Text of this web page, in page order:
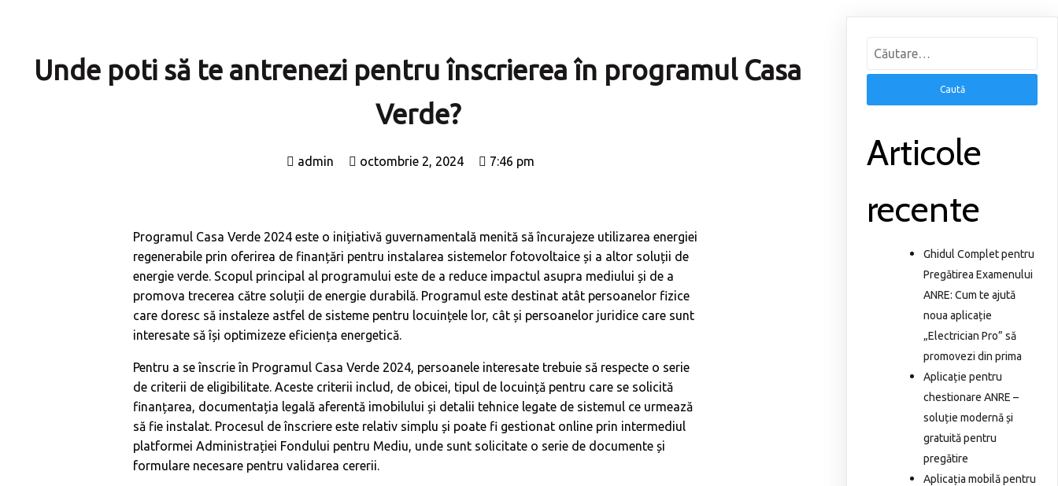
Unde poti să te antrenezi pentru înscrierea în programul Casa
Verde?
admin octombrie 2, 2024 7:46 pm
Programul Casa Verde 2024 este o inițiativă guvernamentală menită să încurajeze utilizarea energiei
regenerabile prin oferirea de finanțări pentru instalarea sistemelor fotovoltaice și a altor soluții de
energie verde. Scopul principal al programului este de a reduce impactul asupra mediului și de a
promova trecerea către soluții de energie durabilă. Programul este destinat atât persoanelor fizice
care doresc să instaleze astfel de sisteme pentru locuințele lor, cât și persoanelor juridice care sunt
interesate să își optimizeze eficiența energetică.
Pentru a se înscrie în Programul Casa Verde 2024, persoanele interesate trebuie să respecte o serie
de criterii de eligibilitate. Aceste criterii includ, de obicei, tipul de locuință pentru care se solicită
finanțarea, documentația legală aferentă imobilului și detalii tehnice legate de sistemul ce urmează
să fie instalat. Procesul de înscriere este relativ simplu și poate fi gestionat online prin intermediul
platformei Administrației Fondului pentru Mediu, unde sunt solicitate o serie de documente și
formulare necesare pentru validarea cererii.
Caută
Articole
recente
Ghidul Complet pentru
Pregătirea Examenului
ANRE: Cum te ajută
noua aplicație
„Electrician Pro” să
promovezi din prima
Aplicație pentru
chestionare ANRE –
soluție modernă și
gratuită pentru
pregătire
Aplicația mobilă pentru